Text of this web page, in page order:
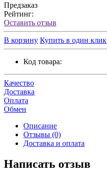
Предзаказ
Рейтинг:
Оставить отзыв
В корзину Купить в один клик
Код товара:
Качество
Доставка
Оплата
Обмен
Описание
Отзывы (0)
Доставка и оплата
Написать отзыв